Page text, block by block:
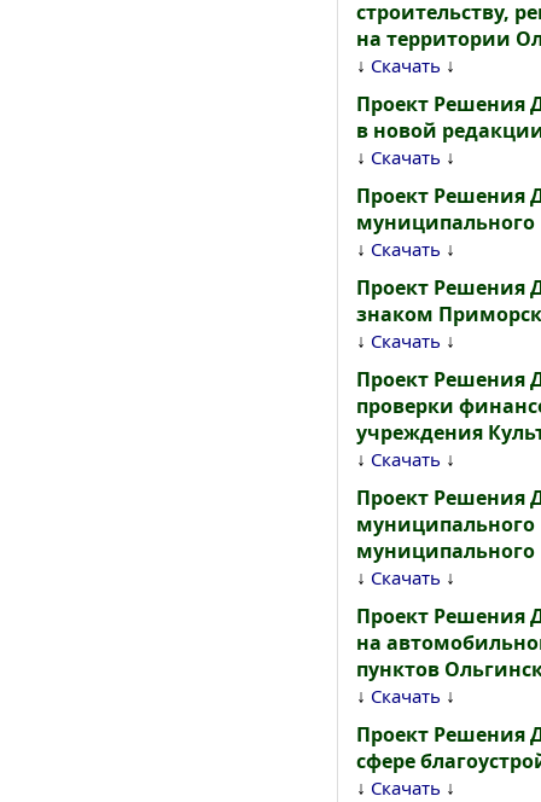
строительству,
на территории
↓ Скачать ↓
Проект Решения
в новой
↓ Скачать ↓
Проект Решения
муниципального
↓ Скачать ↓
Проект Решения
знаком
↓ Скачать ↓
Проект Решения
проверки
учреждения
↓ Скачать ↓
Проект Решения
муниципального
муниципального
↓ Скачать ↓
Проект Решения
на
пунктов
↓ Скачать ↓
Проект Решения
сфере
↓ Скачать ↓